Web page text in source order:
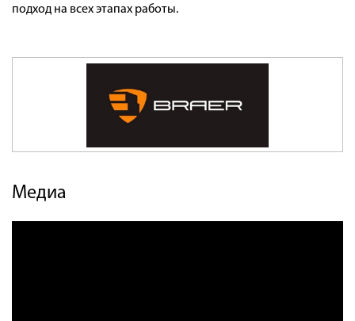
подход на всех этапах работы.
Медиа